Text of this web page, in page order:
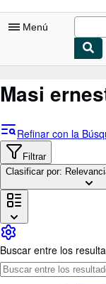
Menú
Consultar mis
Cerrar sesión
Búsqueda avanzada
Colecciones
Libros antiguos
Arte y coleccionismo
Vendedores
Comenzar a vender
Masi
Refinar con la
Filtrar
Clasificar por:
Buscar entre los